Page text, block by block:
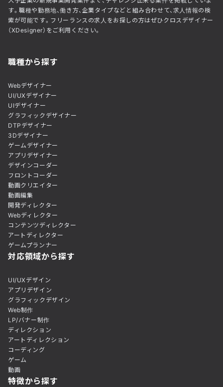
す。職種や勤務地、働き方、企業タイプなどと組み合わせて、求人情報の検
索が可能です。フリーランスの求人をお探しの方はぜひクロスデザイナー
（XDesigner）をご利用ください。
職種から探す
Webデザイナー
UI/UXデザイナー
UIデザイナー
グラフィックデザイナー
DTPデザイナー
3Dデザイナー
ゲームデザイナー
アプリデザイナー
デザインコーダー
フロントコーダー
動画クリエイター
動画編集
開発ディレクター
Webディレクター
コンテンツディレクター
アートディレクター
ゲームプランナー
対応領域から探す
UI/UXデザイン
アプリデザイン
グラフィックデザイン
Web制作
LP/バナー制作
ディレクション
アートディレクション
コーディング
ゲーム
動画
特徴から探す